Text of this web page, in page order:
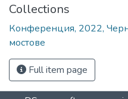
Collections
Конференция, 2022,
мостове
Full item page